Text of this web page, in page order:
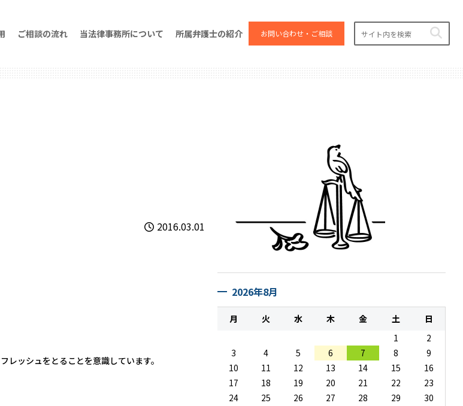
ご相談の流れ 当法律事務所について 所属弁護士の紹介 お問い合わせ・ご相談
2016.03.01
レッシュをとることを意識しています。
2026年8月
月 火 水 木 金 土
日
1
2
3
4 5 6 7 8
9
10
11 12 13 14 15
16
17
18 19 20 21 22
23
24
25 26 27 28 29
30